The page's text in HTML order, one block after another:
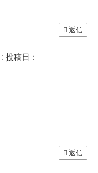
返信
: 投稿日：
返信